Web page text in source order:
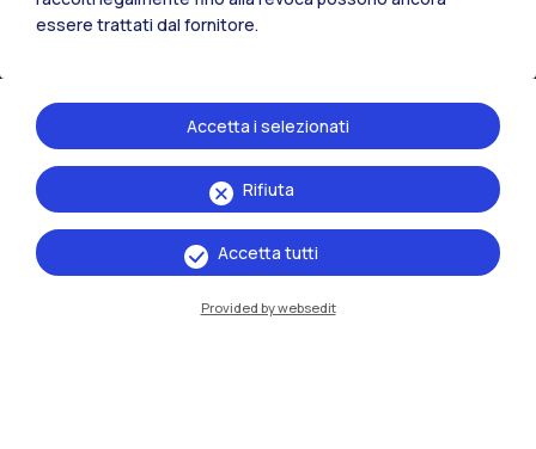
essere trattati dal fornitore.
Rifiuta
Accetta i selezionati
Accetta tutti
Provided by websedit